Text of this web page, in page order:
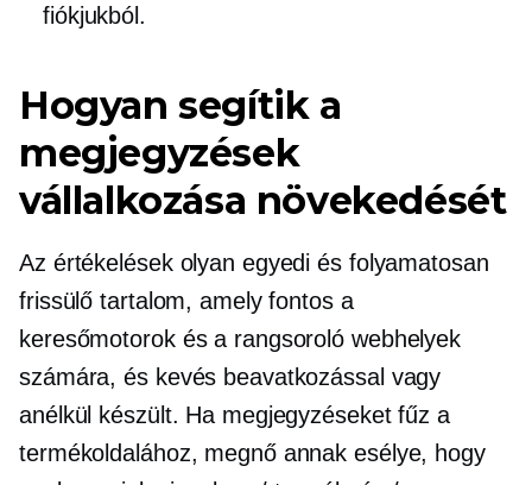
fiókjukból.
Hogyan segítik a
megjegyzések
vállalkozása növekedését
Az értékelések olyan egyedi és folyamatosan
frissülő tartalom, amely fontos a
keresőmotorok és a rangsoroló webhelyek
számára, és kevés beavatkozással vagy
anélkül készült. Ha megjegyzéseket fűz a
termékoldalához, megnő annak esélye, hogy